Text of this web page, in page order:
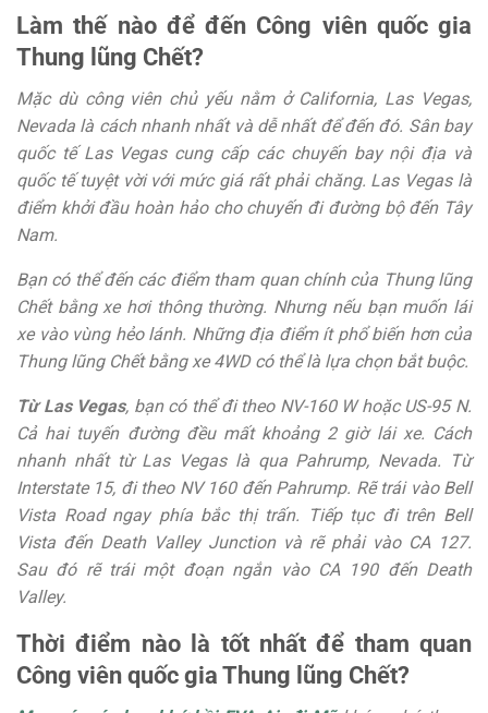
Làm thế nào để đến Công viên quốc gia
Thung lũng Chết?
Mặc dù công viên chủ yếu nằm ở California, Las Vegas,
Nevada là cách nhanh nhất và dễ nhất để đến đó. Sân bay
quốc tế Las Vegas cung cấp các chuyến bay nội địa và
quốc tế tuyệt vời với mức giá rất phải chăng. Las Vegas là
điểm khởi đầu hoàn hảo cho chuyến đi đường bộ đến Tây
Nam.
Bạn có thể đến các điểm tham quan chính của Thung lũng
Chết bằng xe hơi thông thường. Nhưng nếu bạn muốn lái
xe vào vùng hẻo lánh. Những địa điểm ít phổ biến hơn của
Thung lũng Chết bằng xe 4WD có thể là lựa chọn bắt buộc.
Từ Las Vegas, bạn có thể đi theo NV-160 W hoặc US-95 N.
Cả hai tuyến đường đều mất khoảng 2 giờ lái xe. Cách
nhanh nhất từ ​​Las Vegas là qua Pahrump, Nevada. Từ
Interstate 15, đi theo NV 160 đến Pahrump. Rẽ trái vào Bell
Vista Road ngay phía bắc thị trấn. Tiếp tục đi trên Bell
Vista đến Death Valley Junction và rẽ phải vào CA 127.
Sau đó rẽ trái một đoạn ngắn vào CA 190 đến Death
Valley.
Thời điểm nào là tốt nhất để tham quan
Công viên quốc gia Thung lũng Chết?